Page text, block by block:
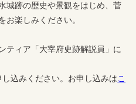
城跡の歴史や景観をはじめ、菅
お楽しみください。
ティア「大宰府史跡解説員」に
込みください。お申し込みは こ